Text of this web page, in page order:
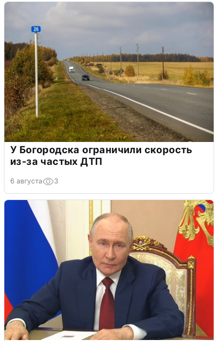
У Богородска ограничили скорость
из-за частых ДТП
6 августа 3